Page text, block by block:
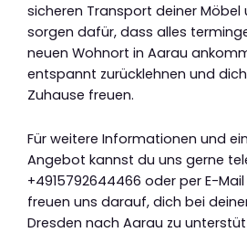
sicheren Transport deiner Möbel
sorgen dafür, dass alles
neuen Wohnort in Aarau
entspannt zurücklehnen und
Zuhause freuen.
Für weitere Informationen und
Angebot kannst du uns gerne
+4915792644466 oder per E-
freuen uns darauf, dich bei
Dresden nach Aarau zu